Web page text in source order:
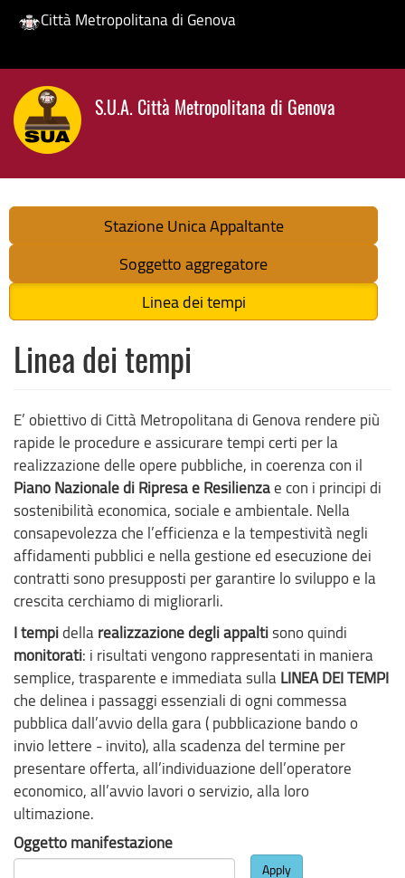
Salta
contenuto
principale
Città Metropolitana di Genova
S.U.A. Città Metropolitana di Genova
Stazione Unica Appaltante
Soggetto aggregatore
Linea dei tempi
Linea dei tempi
E’ obiettivo di Città Metropolitana di Genova rendere più
rapide le procedure e assicurare tempi certi per la
realizzazione delle opere pubbliche, in coerenza con il
Piano Nazionale di Ripresa e Resilienzae con i principi di
sostenibilità economica, sociale e ambientale. Nella
consapevolezza che l’efficienza e la tempestività negli
affidamenti pubblici e nella gestione ed esecuzione dei
contratti sono presupposti per garantire lo sviluppo e la
crescita cerchiamo di migliorarli.
I tempidella realizzazione degli appaltisono quindi
monitorati: i risultati vengono rappresentati in maniera
semplice, trasparente e immediata sulla LINEA DEI TEMPI
che delinea i passaggi essenziali di ogni commessa
pubblica dall’avvio della gara ( pubblicazione bando o
invio lettere - invito), alla scadenza del termine per
presentare offerta, all’individuazione dell’operatore
economico, all’avvio lavori o servizio, alla loro
ultimazione.
Oggetto manifestazione
Apply